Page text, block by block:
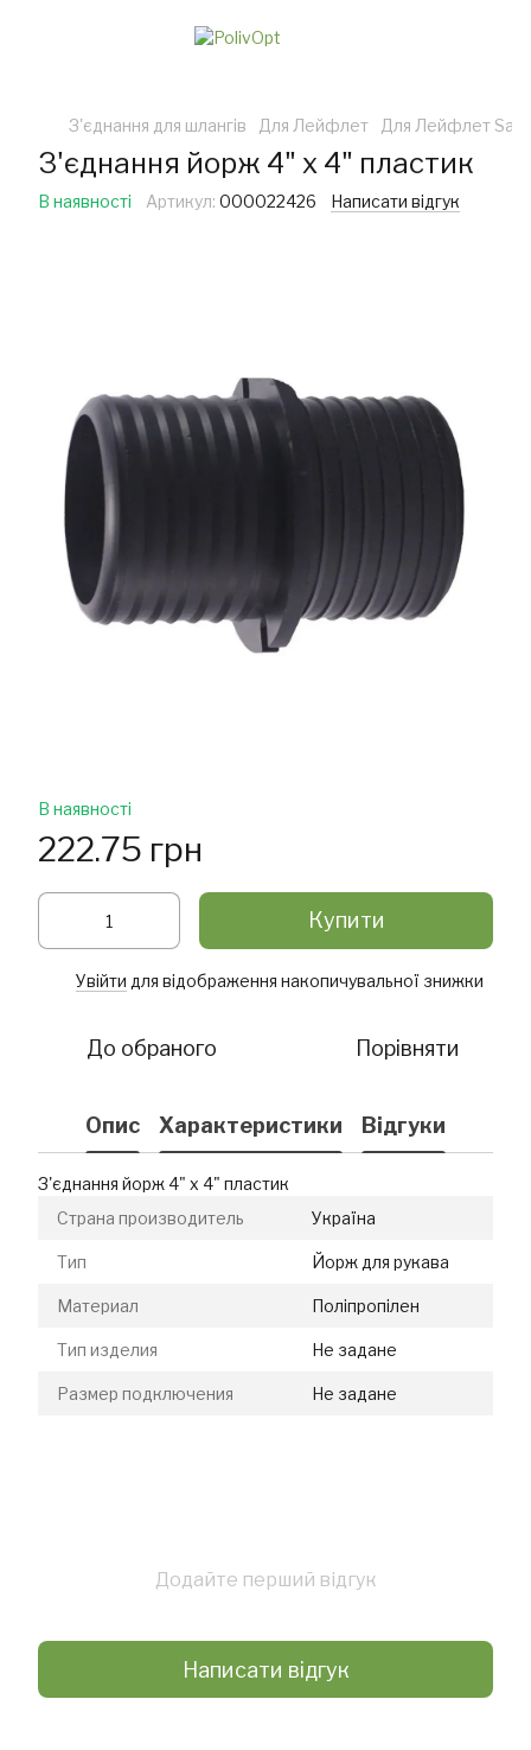
З'єднання для шлангів Для Лейфлет Для Лейфлет
З'єднання йорж 4" х 4" пластик
В наявності Артикул: 000022426 Написати відгук
В наявності
222.75 грн
Купити
Увійти для відображення накопичувальної знижки
До обраного Порівняти
Опис Характеристики Відгуки
З'єднання йорж 4" х 4" пластик
Страна производитель
Україна
Тип Йорж для рукава
Материал Поліпропілен
Тип изделия Не задане
Размер подключения Не задане
Додайте перший відгук
Написати відгук